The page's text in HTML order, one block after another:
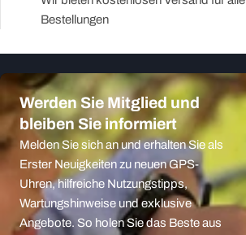
Bestellungen
Werden Sie Mitglied und
bleiben Sie informiert
Melden Sie sich an und erhalten Sie als
Erster Neuigkeiten zu neuen GPS-
Uhren, hilfreiche Nutzungstipps,
Wartungshinweise und exklusive
Angebote. So holen Sie das Beste aus